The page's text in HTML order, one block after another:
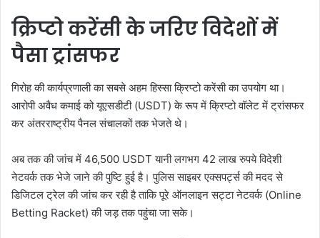
क्रिप्टो करेंसी के जरिए विदेशों में
पैसा ट्रांसफर
गिरोह की कार्यप्रणाली का सबसे अहम हिस्सा क्रिप्टो करेंसी का उपयोग था।
आरोपी अवैध कमाई को यूएसडीटी (USDT) के रूप में क्रिप्टो वॉलेट में ट्रांसफर
कर अंतरराष्ट्रीय पैनल संचालकों तक भेजते थे।
अब तक की जांच में 46,500 USDT यानी लगभग 42 लाख रुपये विदेशी
नेटवर्क तक भेजे जाने की पुष्टि हुई है। पुलिस साइबर एक्सपर्ट्स की मदद से
डिजिटल ट्रेल की जांच कर रही है ताकि पूरे ऑनलाइन सट्टा नेटवर्क (Online
Betting Racket) की जड़ तक पहुंचा जा सके।